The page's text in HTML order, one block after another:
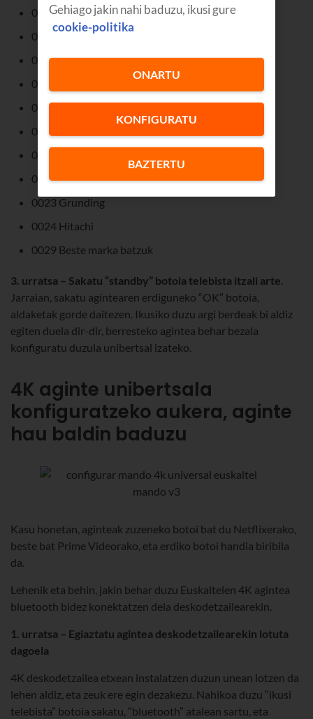
0015 Toshiba
0016 Nevir
0017 Hisense
0018 Bluesens
0019 Airis
0020 Blaupunkt
0021 Sanyo
0022 Sharp
0023 Grunding
0024 Hitachi
0029 Beste marka batzuk
3. urratsa – Sakatu “standby” botoia telebista itzali arte.
Jarraian, sakatu agintearen erdiguneko “OK” botoia,
aldaketak gorde daitezen. Ikusiko duzu argi berdeak bi aldiz
egiten duela dir-dir, berresteko agintea behar bezala
konfiguratu duzula unibertsal izateko.
4K aginte unibertsala
konfiguratzeko aukera, aginte
hau baldin baduzu
Kasu honetan, aginteak zuzeneko botoi bat du Netflixerako,
beste bat Prime Videorako, eta erdiko botoi handia biribila
da.
Lehenik eta behin, jakin behar duzu Euskaltelen 4K agintea
bluetooth bidez konektatzen dela deskodetzailearekin.
1. urratsa – Egiaztatu agintea deskodetzailearekin lotuta
dagoela
4K deskodetzailea etxean instalatzen duzun unean lotzen da
lehen aldiz, eta zeuk ere egin dezakezu. Nahikoa duzu “ikusi
telebista” botoia sakatu, “bluetooth” atalean sartu, eta
Gehiago jakin nahi baduzu, ikusi gure
cookie-politika
KONFIGURATU
BAZTERTU
ONARTU